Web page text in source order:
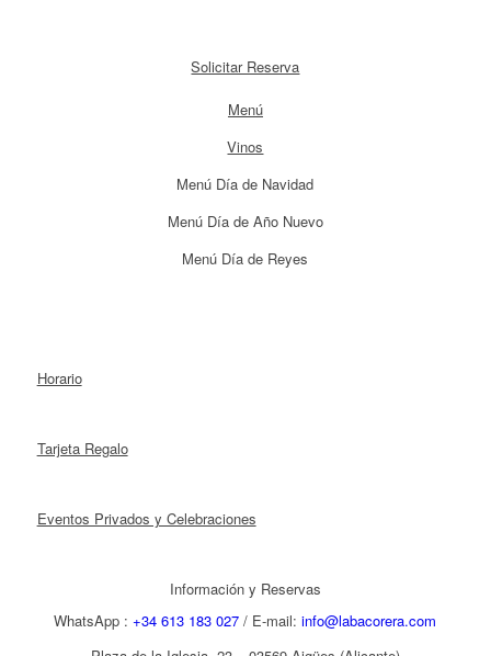
Solicitar Reserva
Menú
Vinos
Menú Día de Navidad
Menú Día de Año Nuevo
Menú Día de Reyes
Horario
Tarjeta Regalo
Eventos Privados y Celebraciones
Información y Reservas
WhatsApp :+34 613 183 027 / E-mail:info@labacorera.com